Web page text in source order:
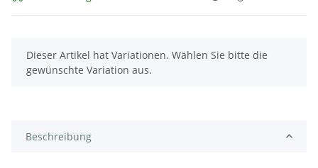
x
Dieser Artikel hat Variationen. Wählen Sie bitte die
gewünschte Variation aus.
Beschreibung